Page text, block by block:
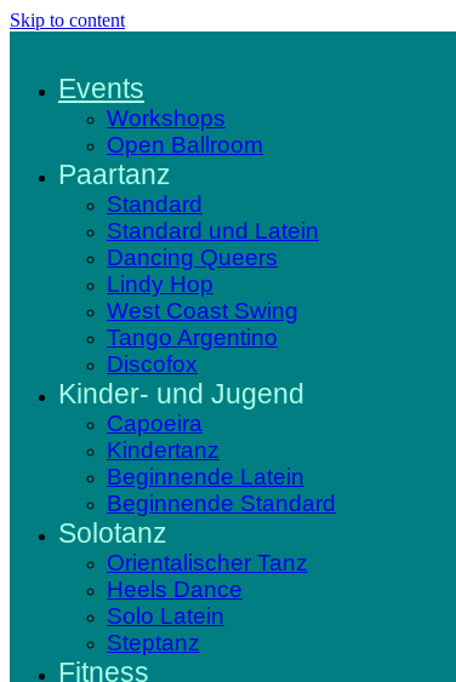
Skip to content
Events
Workshops
Open Ballroom
Paartanz
Standard
Standard und Latein
Dancing Queers
Lindy Hop
West Coast Swing
Tango Argentino
Discofox
Kinder- und Jugend
Capoeira
Kindertanz
Beginnende Latein
Beginnende Standard
Solotanz
Orientalischer Tanz
Heels Dance
Solo Latein
Steptanz
Fitness